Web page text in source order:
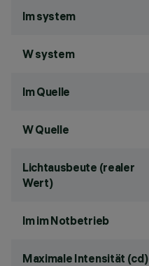
lm system
W system
lm Quelle
W Quelle
Lichtausbeute (realer
Wert)
lm im Notbetrieb
Maximale Intensität (cd)